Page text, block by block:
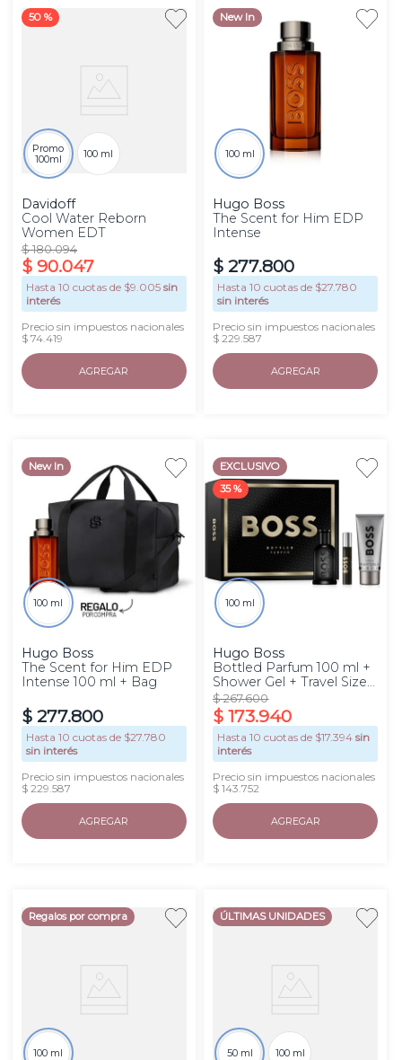
50 %
Promo
100ml
100 ml
Davidoff
Cool Water Reborn
Women EDT
$ 180.094
$ 90.047
Hasta 10 cuotas de $9.005 sin
interés
Precio sin impuestos nacionales
$ 74.419
AGREGAR
New In
100 ml
Hugo Boss
The Scent for Him EDP
Intense
$ 277.800
Hasta10 cuotas de $27.780
sin interés
Precio sin impuestos nacionales
$ 229.587
AGREGAR
New In
100 ml
Hugo Boss
The Scent for Him EDP
Intense 100 ml + Bag
$ 277.800
Hasta 10 cuotas de $27.780
sin interés
Precio sin impuestos nacionales
$ 229.587
AGREGAR
EXCLUSIVO
35 %
100 ml
Hugo Boss
Bottled Parfum 100 ml +
Shower Gel + Travel Size
Set
$ 267.600
$ 173.940
Hasta10 cuotas de $17.394 sin
interés
Precio sin impuestos nacionales
$ 143.752
AGREGAR
Regalos por compra
100 ml
ÚLTIMAS UNIDADES
50 ml 100 ml